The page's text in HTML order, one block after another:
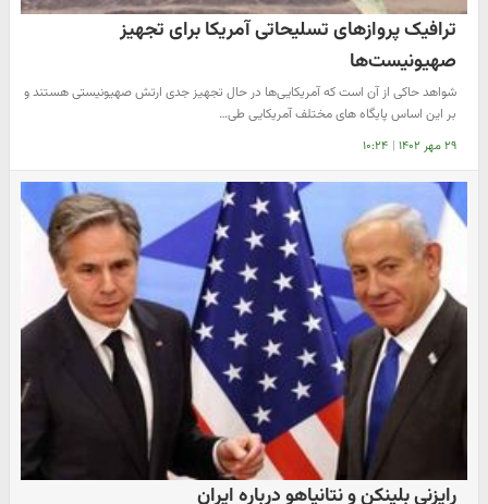
ترافیک پروازهای تسلیحاتی آمریکا برای تجهیز
صهیونیست‌ها
شواهد حاکی از آن است که آمریکایی‌ها در حال تجهیز جدی ارتش صهیونیستی هستند و
بر این اساس پایگاه های مختلف آمریکایی طی…
۲۹ مهر ۱۴۰۲ | ۱۰:۲۴
رایزنی بلینکن و نتانیاهو درباره ایران